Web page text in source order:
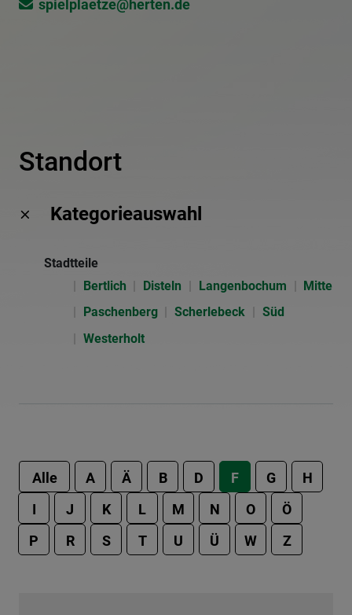
spielplaetze@​herten.de
Standort
Kategorieauswahl
Stadtteile
Bertlich
Disteln Langenbochum
Mitte
Paschenberg
Scherlebeck
Süd
Westerholt
Alle A Ä B D F G
H
I
J K L M N O
Ö
P
R S T U Ü W Z